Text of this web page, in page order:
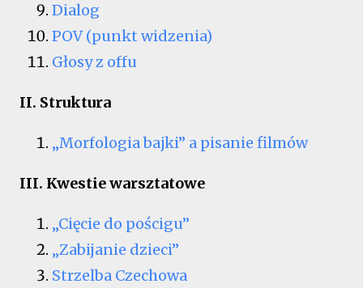
Dialog
POV (punkt widzenia)
Głosy z offu
II. Struktura
„Morfologia bajki” a pisanie filmów
III. Kwestie warsztatowe
„Cięcie do pościgu”
„Zabijanie dzieci”
Strzelba Czechowa